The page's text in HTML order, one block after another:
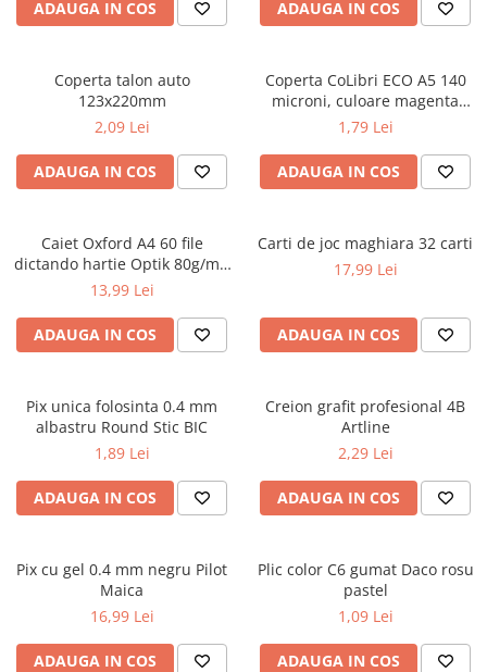
Caiete geografie și biologie
Caiete foi veline
Rezerve pentru caiete
Vocabulare
Blocuri de desen școlare
Hârtie pentru lucru manual
Rigle și Echere
Raportoare
Compasuri
Truse geometrie
Ghiozdane și rucsacuri
Ghiozdane școlare
Rucsacuri școlare și casual
Ghiozdane pentru grădinită
Penare
Penare echipate
Penare neechipate
Penare tip etui
ficțiune
Biografii și memorii
Parenting și educație
Sănătate și stil de viață
Artă și fotografie
Ghiduri și hărți
Afaceri și economie
Religie și spiritualitate
Știință și tehnologie
Gastronomie și hobby
Filosofie și eseuri
Dicționare și ghiduri de conversație
Literatură în limbi străine
Mine și rezerve
Corectoare și radiere
Instrumente de scris premium
Stilouri premium
Avioane de jucărie
Masinuțe cu telecomandă
Jucării de pluș
Jucării și articole pentru bebeluși
Jucării pentru bebeluși
Camera Bebe
Jucării pentru apă și baie
Jucării din lemn
Outdoor
Roboți
ADAUGA IN COS ADAUGA IN COS
Coperta talon auto
123x220mm
2,09 Lei
ADAUGA IN COS
Coperta CoLibri ECO A5 140
microni, culoare magenta
opac
1,79 Lei
ADAUGA IN COS
Caiet Oxford A4 60 file
dictando hartie Optik 80g/mp
Touch Pastel
13,99 Lei
ADAUGA IN COS
Carti de joc maghiara 32 carti
17,99 Lei
ADAUGA IN COS
Pix unica folosinta 0.4 mm
albastru Round Stic BIC
1,89 Lei
ADAUGA IN COS
Creion grafit profesional 4B
Artline
2,29 Lei
ADAUGA IN COS
Pix cu gel 0.4 mm negru Pilot
Maica
16,99 Lei
ADAUGA IN COS
Plic color C6 gumat Daco rosu
pastel
1,09 Lei
ADAUGA IN COS